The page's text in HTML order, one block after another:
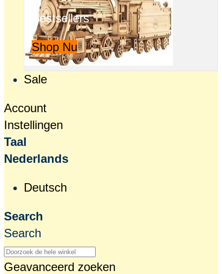
Bestsellers
Shop Nu
Sale
Account
Instellingen
Taal
Nederlands
Deutsch
Search
Search
Geavanceerd zoeken